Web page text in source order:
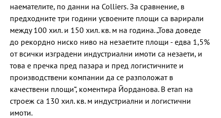
наемателите, по данни на Colliers. За сравнение, в
предходните три години усвоените площи са варирали
между 100 хил. и 150 хил. кв. м на година. „Това доведе
до рекордно ниско ниво на незаетите площи - едва 1,5%
от всички изградени индустриални имоти са незаети, и
това е пречка пред пазара и пред логистичните и
производствени компании да се разположат в
качествени площи“, коментира Йорданова. В етап на
строеж са 130 хил. кв. м индустриални и логистични
имоти.